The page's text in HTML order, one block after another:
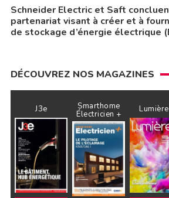
Schneider Electric et Saft
partenariat visant à créer et à
de stockage d’énergie électrique
DÉCOUVREZ NOS MAGAZINES
J3e Smarthome
Électricien +